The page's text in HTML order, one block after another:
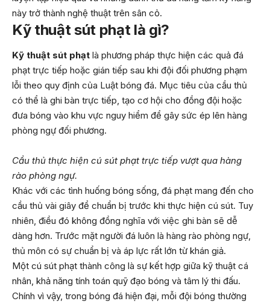
này trở thành nghệ thuật trên sân cỏ.
Kỹ thuật sút phạt là gì?
Kỹ thuật sút phạt là phương pháp thực hiện các quả đá
phạt trực tiếp hoặc gián tiếp sau khi đội đối phương phạm
lỗi theo quy định của Luật bóng đá. Mục tiêu của cầu thủ
có thể là ghi bàn trực tiếp, tạo cơ hội cho đồng đội hoặc
đưa bóng vào khu vực nguy hiểm để gây sức ép lên hàng
phòng ngự đối phương.
Cầu thủ thực hiện cú sút phạt trực tiếp vượt qua hàng
rào phòng ngự.
Khác với các tình huống bóng sống, đá phạt mang đến cho
cầu thủ vài giây để chuẩn bị trước khi thực hiện cú sút. Tuy
nhiên, điều đó không đồng nghĩa với việc ghi bàn sẽ dễ
dàng hơn. Trước mặt người đá luôn là hàng rào phòng ngự,
thủ môn có sự chuẩn bị và áp lực rất lớn từ khán giả.
Một cú sút phạt thành công là sự kết hợp giữa kỹ thuật cá
nhân, khả năng tính toán quỹ đạo bóng và tâm lý thi đấu.
Chính vì vậy, trong bóng đá hiện đại, mỗi đội bóng thường